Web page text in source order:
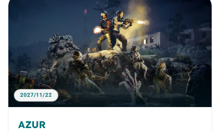
2027/11/22
AZUR